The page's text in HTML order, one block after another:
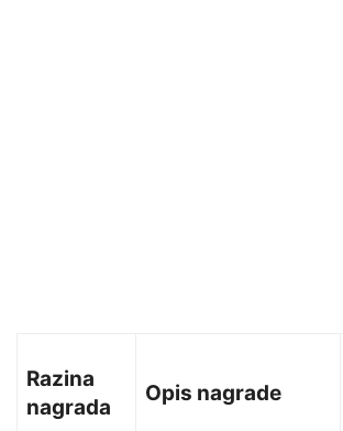
Razina
nagrada
Opis nagrade